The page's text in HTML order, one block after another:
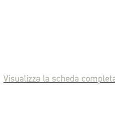
Visualizza la scheda